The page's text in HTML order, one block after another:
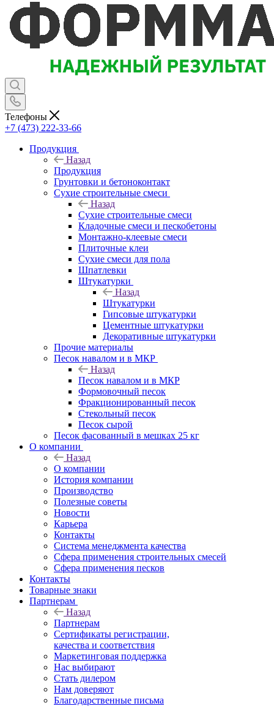
Телефоны
+7 (473) 222-33-66
Продукция
Назад
Продукция
Грунтовки и бетоноконтакт
Сухие строительные смеси
Назад
Сухие строительные смеси
Кладочные смеси и пескобетоны
Монтажно-клеевые смеси
Плиточные клеи
Сухие смеси для пола
Шпатлевки
Штукатурки
Назад
Штукатурки
Гипсовые штукатурки
Цементные штукатурки
Декоративные штукатурки
Прочие материалы
Песок навалом и в МКР
Назад
Песок навалом и в МКР
Формовочный песок
Фракционированный песок
Стекольный песок
Песок сырой
Песок фасованный в мешках 25 кг
О компании
Назад
О компании
История компании
Производство
Полезные советы
Новости
Карьера
Контакты
Система менеджмента качества
Сфера применения строительных смесей
Сфера применения песков
Контакты
Товарные знаки
Партнерам
Назад
Партнерам
Сертификаты регистрации,
качества и соответствия
Маркетинговая поддержка
Нас выбирают
Стать дилером
Нам доверяют
Благодарственные письма